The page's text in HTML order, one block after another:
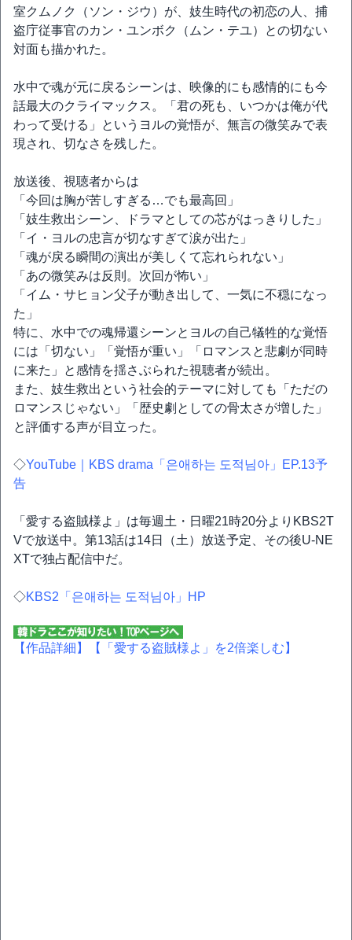
室クムノク（ソン・ジウ）が、妓生時代の初恋の人、捕
盗庁従事官のカン・ユンボク（ムン・テユ）との切ない
対面も描かれた。
水中で魂が元に戻るシーンは、映像的にも感情的にも今
話最大のクライマックス。「君の死も、いつかは俺が代
わって受ける」というヨルの覚悟が、無言の微笑みで表
現され、切なさを残した。
放送後、視聴者からは
「今回は胸が苦しすぎる…でも最高回」
「妓生救出シーン、ドラマとしての芯がはっきりした」
「イ・ヨルの忠言が切なすぎて涙が出た」
「魂が戻る瞬間の演出が美しくて忘れられない」
「あの微笑みは反則。次回が怖い」
「イム・サヒョン父子が動き出して、一気に不穏になっ
た」
特に、水中での魂帰還シーンとヨルの自己犠牲的な覚悟
には「切ない」「覚悟が重い」「ロマンスと悲劇が同時
に来た」と感情を揺さぶられた視聴者が続出。
また、妓生救出という社会的テーマに対しても「ただの
ロマンスじゃない」「歴史劇としての骨太さが増した」
と評価する声が目立った。
◇YouTube｜KBS drama「은애하는 도적님아」EP.13予
告
「愛する盗賊様よ」は毎週土・日曜21時20分よりKBS2T
Vで放送中。第13話は14日（土）放送予定、その後U-NE
XTで独占配信中だ。
◇KBS2「은애하는 도적님아」HP
【作品詳細】 【「愛する盗賊様よ」を2倍楽しむ】